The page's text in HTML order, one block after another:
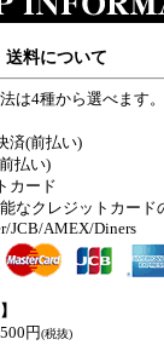
送料について
は4種から選べます。
済(前払い)
払い)
カード
能なクレジットカード
JCB/AMEX/Diners
円(税抜)